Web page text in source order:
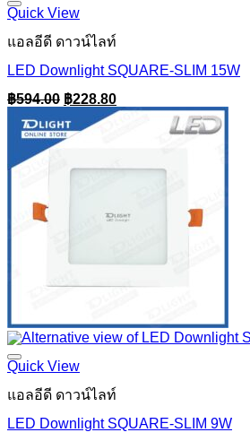
Quick View
แอลอีดี ดาวน์ไลท์
LED Downlight SQUARE-SLIM 15W
฿594.00 Original
was:
฿594.00.
฿228.80Current
price
Quick View
แอลอีดี ดาวน์ไลท์
LED Downlight SQUARE-SLIM 9W